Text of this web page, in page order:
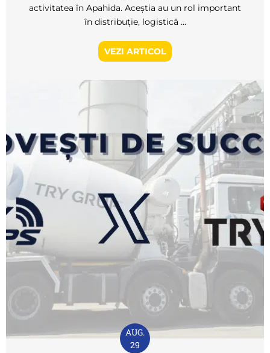
activitatea în Apahida. Aceștia au un rol important
în distribuție, logistică ...
VEZI ARTICOL
AUG.
29